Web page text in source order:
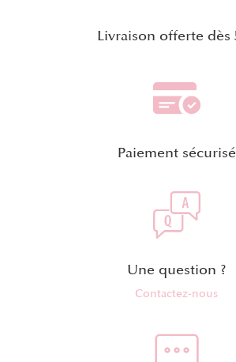
Livraison offerte dès
Paiement sécurisé
Une question ?
Contactez-nous